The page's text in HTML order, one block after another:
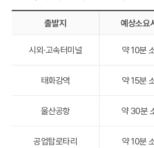
출발지 예상소요
시외·고속터미널 약 10분
태화강역 약 15분
울산공항 약 30분
공업탑로타리 약 10분